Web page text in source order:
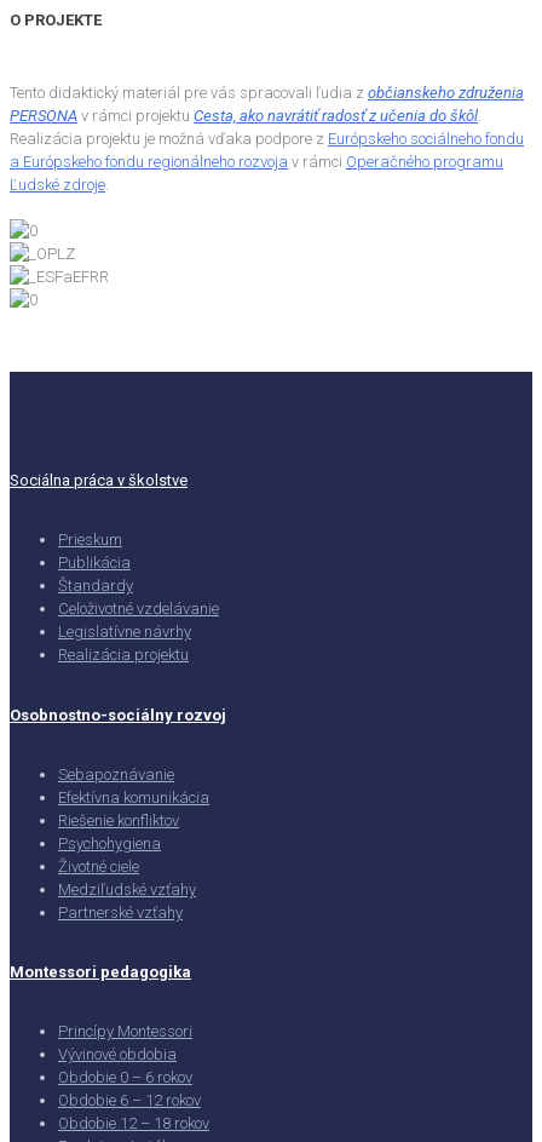
O PROJEKTE
Tento didaktický materiál pre vás spracovali ľudia z občianskeho združenia
PERSONA v rámci projektu Cesta, ako navrátiť radosť z učenia do škôl
Realizácia projektu je možná vďaka podpore z Európskeho sociálneho fondu
a Európskeho fondu regionálneho rozvoja v rámci Operačného programu
Ľudské zdroje
Sociálna práca v školstve
Prieskum
Publikácia
Štandardy
Celoživotné vzdelávanie
Legislatívne návrhy
Realizácia projektu
Osobnostno-sociálny rozvoj
Sebapoznávanie
Efektívna komunikácia
Riešenie konfliktov
Psychohygiena
Životné ciele
Medziľudské vzťahy
Partnerské vzťahy
Montessori pedagogika
Princípy Montessori
Vývinové obdobia
Obdobie 0 – 6 rokov
Obdobie 6 – 12 rokov
Obdobie 12 – 18 rokov